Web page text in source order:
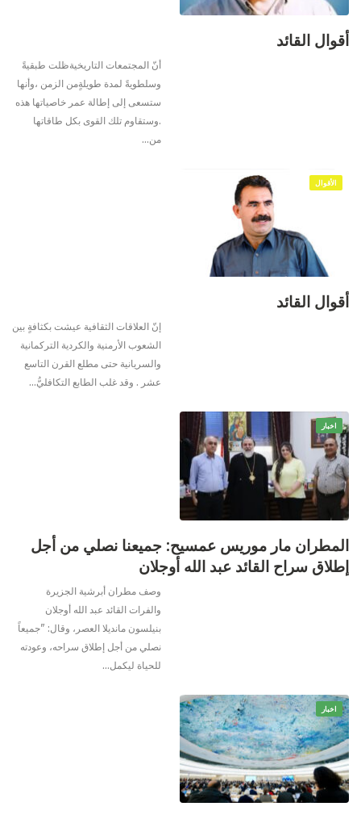
أقوال القائد
أنّ المجتمعات التاريخيةظلت طبقيةً
وسلطويةً لمدة طويلةٍمن الزمن ،وأنها
ستسعى إلى إطالة عمر خاصياتها هذه
.وستقاوم تلك القوى بكل طاقاتها
من…
الأقوال
أقوال القائد
إنّ العلاقات الثقافية عيشت بكثافةٍ بين
الشعوب الأرمنية والكردية التركمانية
والسريانية حتى مطلع القرن التاسع
عشر . وقد غلب الطابع التكافليُّ…
اخبار
المطران مار موريس عمسيح: جميعنا نصلي من أجل
إطلاق سراح القائد عبد الله أوجلان
وصف مطران أبرشية الجزيرة
والفرات القائد عبد الله أوجلان
بنيلسون مانديلا العصر، وقال: "جميعاً
نصلي من أجل إطلاق سراحه، وعودته
للحياة ليكمل…
اخبار